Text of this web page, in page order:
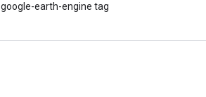
google-earth-engine tag